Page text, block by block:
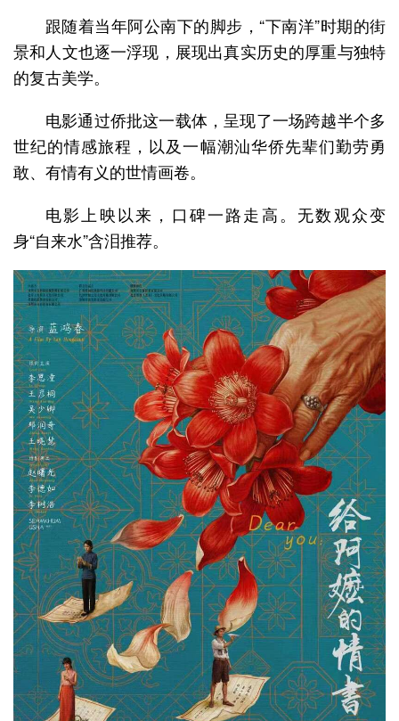
跟随着当年阿公南下的脚步，“下南洋”时期的街
景和人文也逐一浮现，展现出真实历史的厚重与独特
的复古美学。
电影通过侨批这一载体，呈现了一场跨越半个多
世纪的情感旅程，以及一幅潮汕华侨先辈们勤劳勇
敢、有情有义的世情画卷。
电影上映以来，口碑一路走高。无数观众变
身“自来水”含泪推荐。